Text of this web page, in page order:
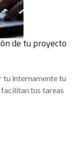
de tu proyecto
tu internamente tu
tus tareas